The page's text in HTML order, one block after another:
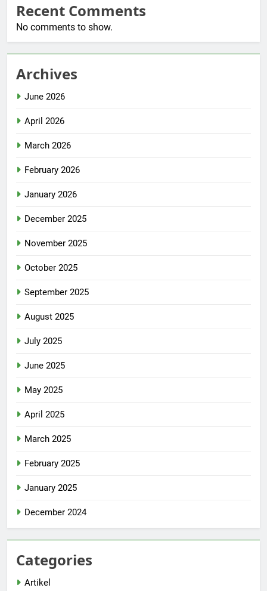
Recent Comments
No comments to show.
Archives
June 2026
April 2026
March 2026
February 2026
January 2026
December 2025
November 2025
October 2025
September 2025
August 2025
July 2025
June 2025
May 2025
April 2025
March 2025
February 2025
January 2025
December 2024
Categories
Artikel